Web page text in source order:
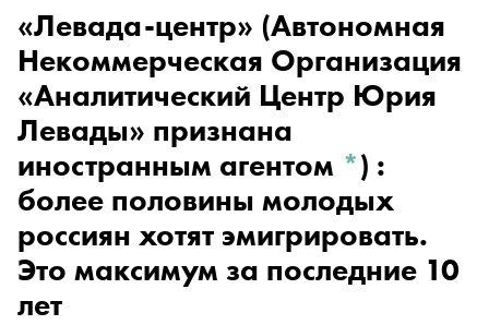
«Левада-центр» (Автономная
Некоммерческая Организация
«Аналитический Центр Юрия
Левады» признана
иностранным агентом *) :
более половины молодых
россиян хотят эмигрировать.
Это максимум за последние 10
лет